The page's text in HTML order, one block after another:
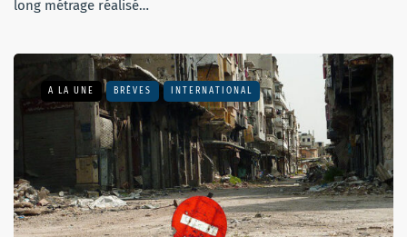
long métrage réalisé…
A LA UNE BRÈVES INTERNATIONAL